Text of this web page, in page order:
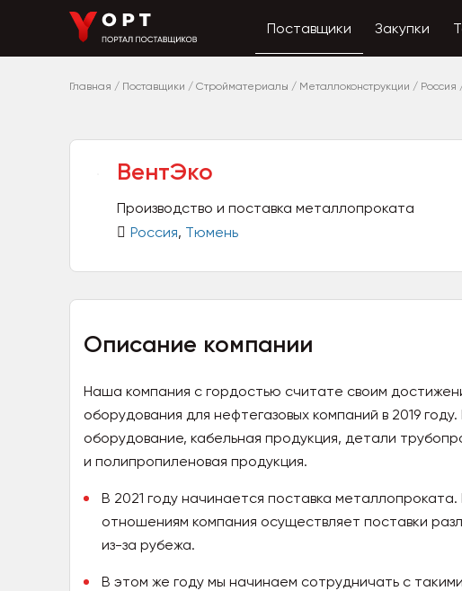
Поставщики Закупки
Главная / Поставщики / Стройматериалы / Металлоконструкции / Россия
ВентЭко
Производство и поставка металлопроката
Россия, Тюмень
Описание компании
Наша компания с гордостью считате своим
оборудования для нефтегазовых компаний в 2019
оборудование, кабельная продукция, детали
и полипропиленовая продукция.
В 2021 году начинается поставка
отношениям компания осуществляет поставки
из-за рубежа.
В этом же году мы начинаем сотрудничать с